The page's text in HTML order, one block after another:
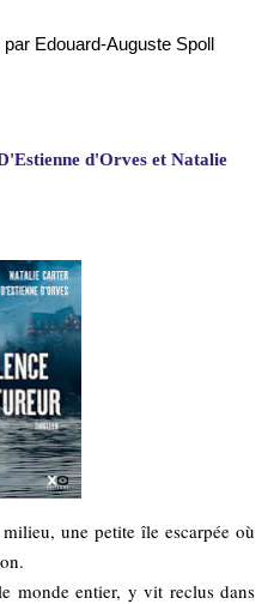
Edouard-Auguste Spoll
d'Orves et Natalie
une petite île escarpée où
monde entier, y vit reclus dans